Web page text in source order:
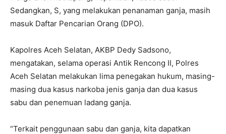
Sedangkan, S, yang melakukan penanaman ganja, masih
masuk Daftar Pencarian Orang (DPO).
Kapolres Aceh Selatan, AKBP Dedy Sadsono,
mengatakan, selama operasi Antik Rencong II, Polres
Aceh Selatan melakukan lima penegakan hukum, masing-
masing dua kasus narkoba jenis ganja dan dua kasus
sabu dan penemuan ladang ganja.
“Terkait penggunaan sabu dan ganja, kita dapatkan